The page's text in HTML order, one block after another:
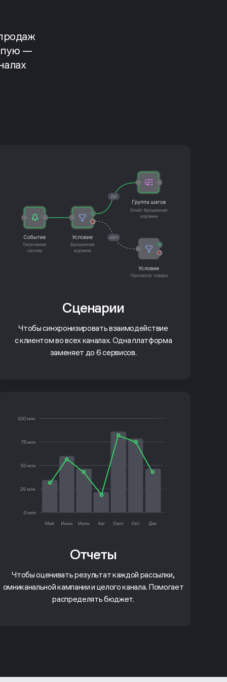
—
Сценарии
Чтобы синхронизировать взаимодействие
с клиентом во всех каналах. Одна платформа
заменяет до 6 сервисов.
Отчеты
Чтобы оценивать результат каждой рассылки,
омниканальной кампании и целого канала. Помогает
распределять бюджет.